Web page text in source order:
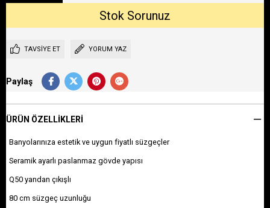
TAVSIYE ET YORUM YAZ
Paylaş
ÜRÜN ÖZELLIKLERI
Banyolarınıza estetik ve uygun fiyatlı süzgeçler
Seramik ayarlı paslanmaz gövde yapısı
Q50 yandan çıkışlı
80 cm süzgeç uzunluğu